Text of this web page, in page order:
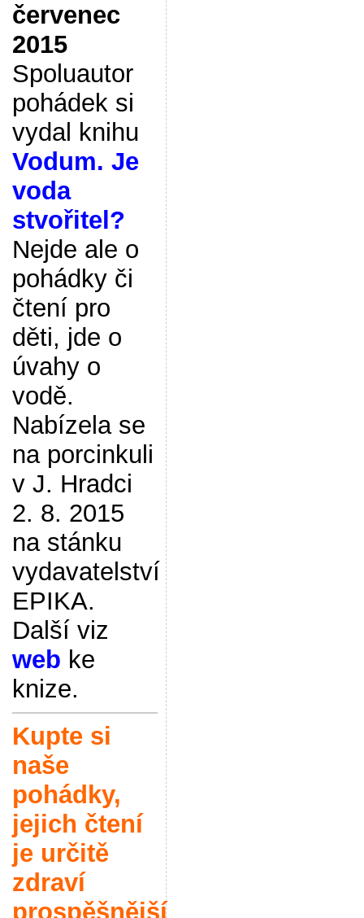
červenec
2015
Spoluautor
pohádek si
vydal knihu
Vodum. Je
voda
stvořitel?
Nejde ale o
pohádky či
čtení pro
děti, jde o
úvahy o
vodě.
Nabízela se
na porcinkuli
v J. Hradci
2. 8. 2015
na stánku
vydavatelství
EPIKA.
Další viz
web ke
knize.
Kupte si
naše
pohádky,
jejich čtení
je určitě
zdraví
prospěšnější